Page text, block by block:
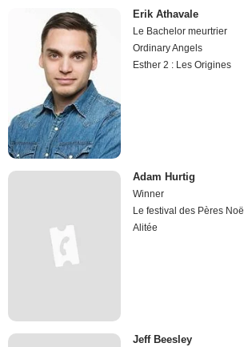
Erik Athavale
Le Bachelor meurtrier
Ordinary Angels
Esther 2 : Les Origines
Adam Hurtig
Winner
Le festival des Pères Noël
Alitée
Jeff Beesley